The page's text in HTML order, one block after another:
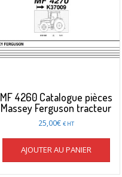
MF 4260 Catalogue pièces
Massey Ferguson tracteur
25,00€ € HT
AJOUTER AU PANIER